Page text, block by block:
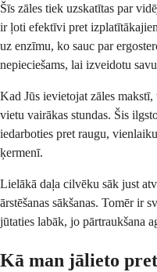
Šīs zāles tiek uzskatītas par
ir ļoti efektīvi pret
uz enzīmu, ko sauc par
nepieciešams, lai izveidotu
Kad Jūs ievietojat zāles
vietu vairākas stundas. Šis
iedarboties pret raugu,
ķermenī.
Lielākā daļa cilvēku sāk just
ārstēšanas sākšanas. Tomēr ir
jūtaties labāk, jo pārtraukšana
Kā man jālieto